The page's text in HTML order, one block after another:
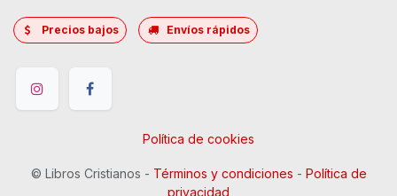
Precios bajos Envíos rápidos
Política de cookies
© Libros Cristianos - Términos y condiciones - Política de
privacidad